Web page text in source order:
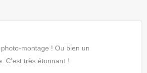
montage ! Ou bien un
C’est très étonnant !